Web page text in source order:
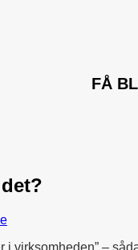
FÅ
i virksomheden” –